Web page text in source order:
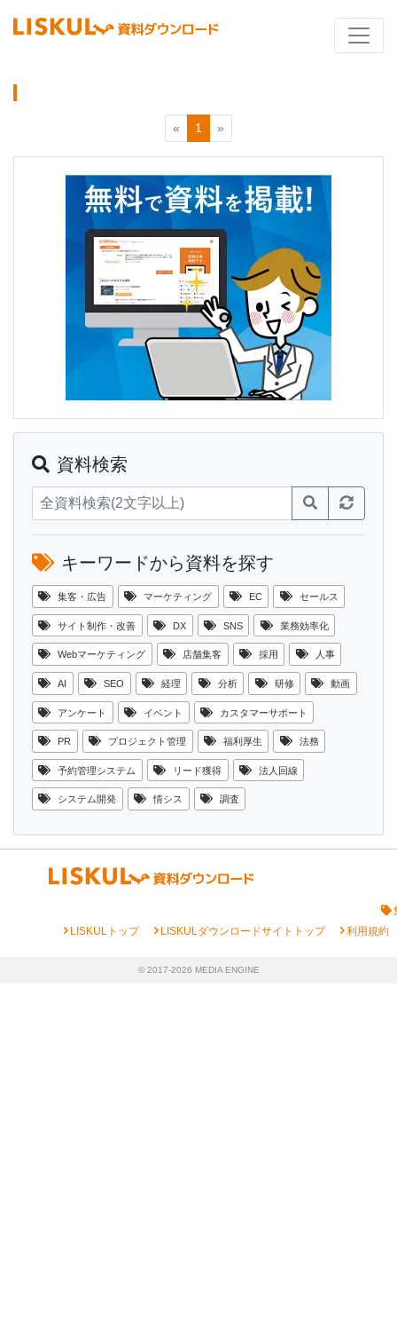
« 1 »
資料検索
キーワードから資料を探す
集客・広告 マーケティング EC セールス
サイト制作・改善 DX SNS 業務効率化
Webマーケティング 店舗集客 採用 人事
AI SEO 経理 分析 研修 動画
アンケート イベント カスタマーサポート
PR プロジェクト管理 福利厚生 法務
予約管理システム リード獲得 法人回線
システム開発 情シス 調査
chevron_rightLISKULトップ chevron_rightLISKULダウンロードサイトトップ chevron_right利用規約
© 2017-2026 MEDIA ENGINE